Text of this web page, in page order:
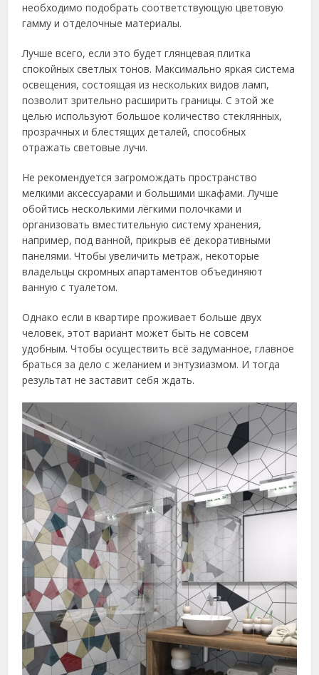
необходимо подобрать соответствующую цветовую
гамму и отделочные материалы.
Лучше всего, если это будет глянцевая плитка
спокойных светлых тонов. Максимально яркая система
освещения, состоящая из нескольких видов ламп,
позволит зрительно расширить границы. С этой же
целью используют большое количество стеклянных,
прозрачных и блестящих деталей, способных
отражать световые лучи.
Не рекомендуется загромождать пространство
мелкими аксессуарами и большими шкафами. Лучше
обойтись несколькими лёгкими полочками и
организовать вместительную систему хранения,
например, под ванной, прикрыв её декоративными
панелями. Чтобы увеличить метраж, некоторые
владельцы скромных апартаментов объединяют
ванную с туалетом.
Однако если в квартире проживает больше двух
человек, этот вариант может быть не совсем
удобным. Чтобы осуществить всё задуманное, главное
браться за дело с желанием и энтузиазмом. И тогда
результат не заставит себя ждать.